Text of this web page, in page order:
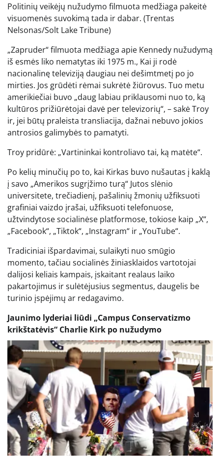
Politinių veikėjų nužudymo filmuota medžiaga pakeitė
visuomenės suvokimą tada ir dabar. (Trentas
Nelsonas/Solt Lake Tribune)
„Zapruder“ filmuota medžiaga apie Kennedy nužudymą
iš esmės liko nematytas iki 1975 m., Kai ji rodė
nacionalinę televiziją daugiau nei dešimtmetį po jo
mirties. Jos grūdėti rėmai sukrėtė žiūrovus. Tuo metu
amerikiečiai buvo „daug labiau priklausomi nuo to, ką
kultūros prižiūrėtojai davė per televizorių“, – sakė Troy
ir, jei būtų praleista transliacija, dažnai nebuvo jokios
antrosios galimybės to pamatyti.
Troy pridūrė: „Vartininkai kontroliavo tai, ką matėte“.
Po kelių minučių po to, kai Kirkas buvo nušautas į kaklą
į savo „Amerikos sugrįžimo turą“ Jutos slėnio
universitete, trečiadienį, pašalinių žmonių užfiksuoti
grafiniai vaizdo įrašai, užfiksuoti telefonuose,
užtvindytose socialinėse platformose, tokiose kaip „X“,
„Facebook“, „Tiktok“, „Instagram“ ir „YouTube“.
Tradiciniai išpardavimai, sulaikyti nuo smūgio
momento, tačiau socialinės žiniasklaidos vartotojai
dalijosi keliais kampais, įskaitant realaus laiko
pakartojimus ir sulėtėjusius segmentus, daugelis be
turinio įspėjimų ar redagavimo.
Jaunimo lyderiai liūdi „Campus Conservatizmo
krikštatėvis“ Charlie Kirk po nužudymo